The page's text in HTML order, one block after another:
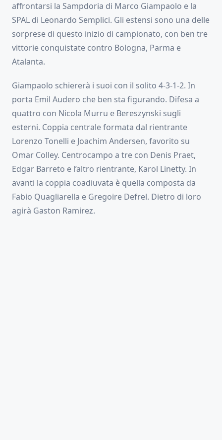
affrontarsi la Sampdoria di Marco Giampaolo e la
SPAL di Leonardo Semplici. Gli estensi sono una delle
sorprese di questo inizio di campionato, con ben tre
vittorie conquistate contro Bologna, Parma e
Atalanta.
Giampaolo schiererà i suoi con il solito 4-3-1-2. In
porta Emil Audero che ben sta figurando. Difesa a
quattro con Nicola Murru e Bereszynski sugli
esterni. Coppia centrale formata dal rientrante
Lorenzo Tonelli e Joachim Andersen, favorito su
Omar Colley. Centrocampo a tre con Denis Praet,
Edgar Barreto e l’altro rientrante, Karol Linetty. In
avanti la coppia coadiuvata è quella composta da
Fabio Quagliarella e Gregoire Defrel. Dietro di loro
agirà Gaston Ramirez.